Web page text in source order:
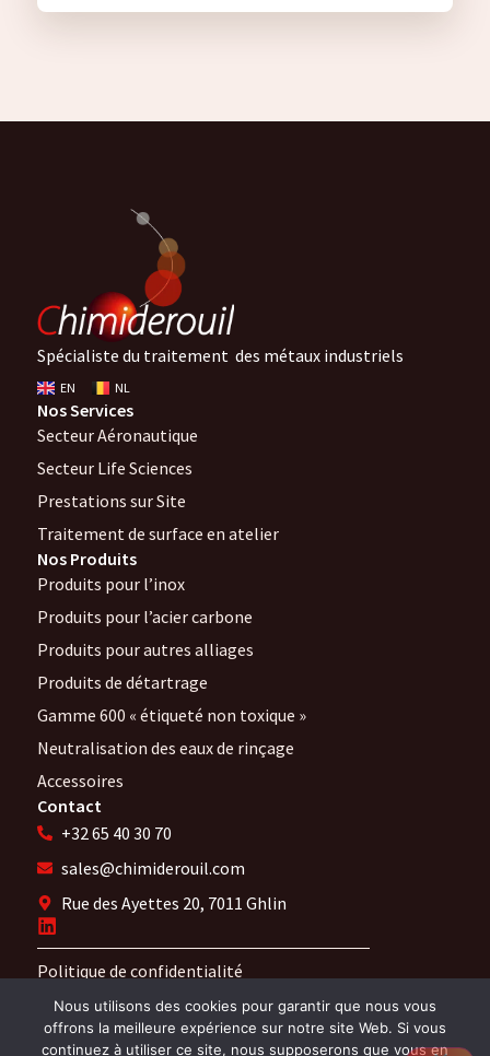
Spécialiste du traitement des métaux industriels
EN NL
Nos Services
Secteur Aéronautique
Secteur Life Sciences
Prestations sur Site
Traitement de surface en atelier
Nos Produits
Produits pour l’inox
Produits pour l’acier carbone
Produits pour autres alliages
Produits de détartrage
Gamme 600 « étiqueté non toxique »
Neutralisation des eaux de rinçage
Accessoires
Contact
+32 65 40 30 70
sales@chimiderouil.com
Rue des Ayettes 20, 7011 Ghlin
Politique de confidentialité
Mentions Légales
Nous utilisons des cookies pour garantir que nous vous
offrons la meilleure expérience sur notre site Web. Si vous
continuez à utiliser ce site, nous supposerons que vous en